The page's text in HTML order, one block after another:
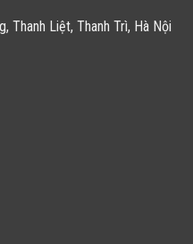
Thanh Liệt, Thanh Trì, Hà Nội